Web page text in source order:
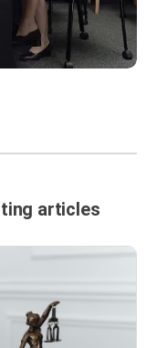
articles